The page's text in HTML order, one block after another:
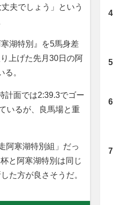
夫でしょう」という
湖特別』を5馬身差
上げた先月30日の阿
。
計面では2:39.3でゴー
いるが、良馬場と重
阿寒湖特別組」だっ
と阿寒湖特別は同じ
た方が良さそうだ。